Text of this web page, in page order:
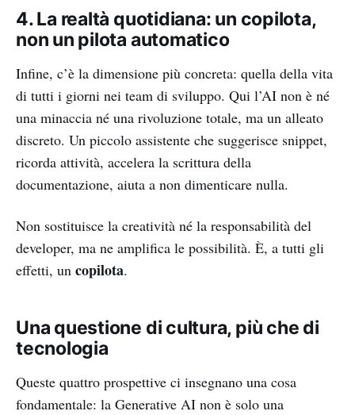
4. La realtà quotidiana: un copilota,
non un pilota automatico
Infine, c’è la dimensione più concreta: quella della vita
di tutti i giorni nei team di sviluppo. Qui l’AI non è né
una minaccia né una rivoluzione totale, ma un alleato
discreto. Un piccolo assistente che suggerisce snippet,
ricorda attività, accelera la scrittura della
documentazione, aiuta a non dimenticare nulla.
Non sostituisce la creatività né la responsabilità del
developer, ma ne amplifica le possibilità. È, a tutti gli
effetti, un copilota.
Una questione di cultura, più che di
tecnologia
Queste quattro prospettive ci insegnano una cosa
fondamentale: la Generative AI non è solo una